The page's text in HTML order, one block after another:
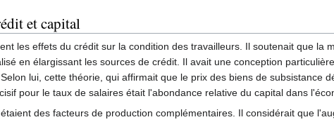
et capital
les effets du crédit sur la condition des travailleurs. Il soutenait que la
en élargissant les sources de crédit. Il avait une conception
lui, cette théorie, qui affirmait que le prix des biens de subsistance
pour le taux de salaires était l'abondance relative du capital dans
des facteurs de production complémentaires. Il considérait que